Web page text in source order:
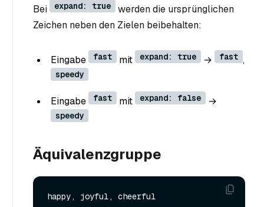
Bei expand: true
werden die ursprünglichen
Zeichen neben den Zielen beibehalten:
Eingabe fast mit expand: true → fast ,
speedy
Eingabe fast mit expand: false →
speedy
Äquivalenzgruppe